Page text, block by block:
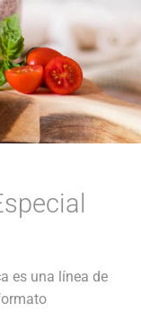
es una línea de